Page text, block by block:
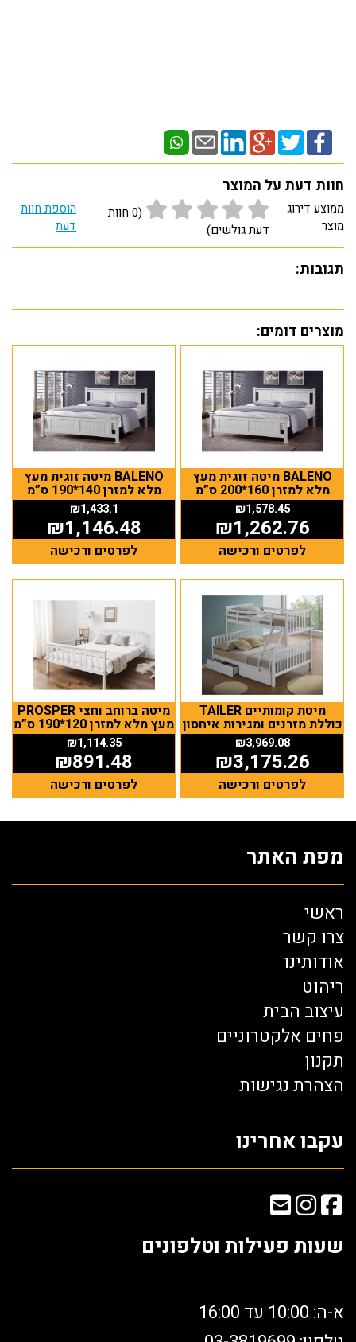
חוות דעת על המוצר
ממוצע דירוג
מוצר
(0 חוות
דעת גולשים)
הוספת חוות
דעת
תגובות:
מוצרים דומים:
BALENO מיטה זוגית מעץ
מלא למזרן 160*200 ס”מ
₪1,578.45
₪1,262.76
לפרטים ורכישה
BALENO מיטה זוגית מעץ
מלא למזרן 140*190 ס”מ
₪1,433.1
₪1,146.48
לפרטים ורכישה
מיטת קומותיים TAILER
כוללת מזרנים ומגירות איחסון
₪3,969.08
₪3,175.26
לפרטים ורכישה
מיטה ברוחב וחצי PROSPER
מעץ מלא למזרן 120*190 ס”מ
₪1,114.35
₪891.48
לפרטים ורכישה
מפת האתר
ראשי
צרו קשר
אודותינו
ריהוט
עיצוב הבית
פחים אלקטרוניים
תקנון
הצהרת נגישות
עקבו אחרינו
שעות פעילות וטלפונים
א-ה: 10:00 עד 16:00